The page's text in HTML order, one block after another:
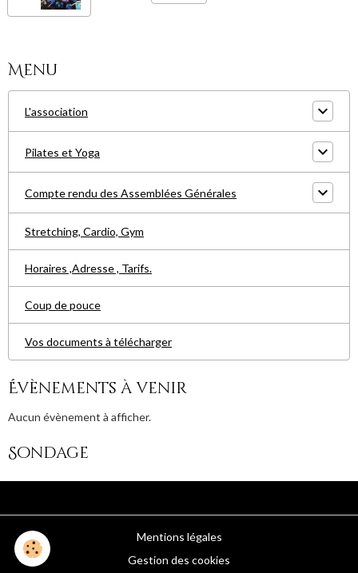
Menu
L'association
Pilates et Yoga
Compte rendu des Assemblées Générales
Stretching, Cardio, Gym
Horaires ,Adresse , Tarifs.
Coup de pouce
Vos documents à télécharger
Évènements à venir
Aucun évènement à afficher.
Sondage
Mentions légales
Gestion des cookies